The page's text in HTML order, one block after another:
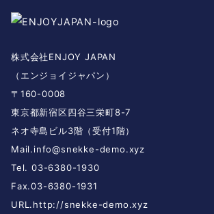
株式会社ENJOY JAPAN
（エンジョイジャパン）
〒160-0008
東京都新宿区四谷三栄町8-7
ネオ寺島ビル3階（受付1階）
Mail.info@snekke-demo.xyz
Tel. 03-6380-1930
Fax.03-6380-1931
URL.http://snekke-demo.xyz